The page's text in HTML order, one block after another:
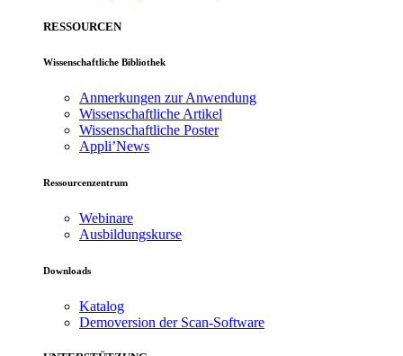
RESSOURCEN
Wissenschaftliche Bibliothek
Anmerkungen zur Anwendung
Wissenschaftliche Artikel
Wissenschaftliche Poster
Appli’News
Ressourcenzentrum
Webinare
Ausbildungskurse
Downloads
Katalog
Demoversion der Scan-Software